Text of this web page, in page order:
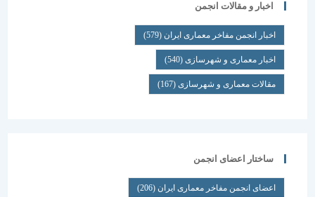
اخبار و مقالات انجمن
اخبار انجمن مفاخر معماری ایران (579)
اخبار معماری و شهرسازی(540)
مقالات معماری و شهرسازی(167)
ساختار اعضای انجمن
اعضای انجمن مفاخر معماری ایران (206)